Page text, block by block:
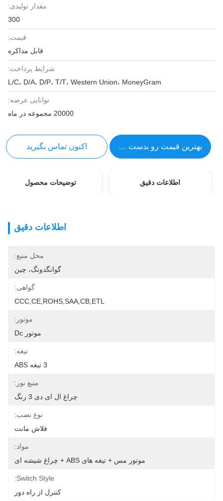
مقدار تولیدی:
300
قیمت:
قابل مذاکره
شرایط پرداخت:
L/C، D/A، D/P، T/T، Western Union، MoneyGram
توانایی عرضه:
20000 مجموعه در ماه
بهترین قیمت رو بدست بیار اکنون تماس بگیرید
اطلاعات دقیق توضیحات محصول
اطلاعات دقیق
محل منبع:
گوانگدونگ، چین
گواهی:
CCC,CE,ROHS,SAA,CB,ETL
موتور:
موتور Dc
تیغه:
منبع نور:
چراغ ال ای دی 3 رنگ
نوع نصب:
فلاش مانت
مواد:
موتور مس + تیغه های ABS + چراغ شیشه ای
Switch Style:
کنترل از راه دور